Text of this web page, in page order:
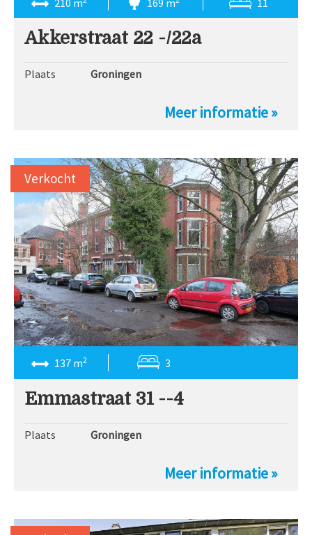
Akkerstraat 22 -/22a
Plaats Groningen
Meer informatie »
137 m2 3
Emmastraat 31 --4
Plaats Groningen
Meer informatie »
Verkocht